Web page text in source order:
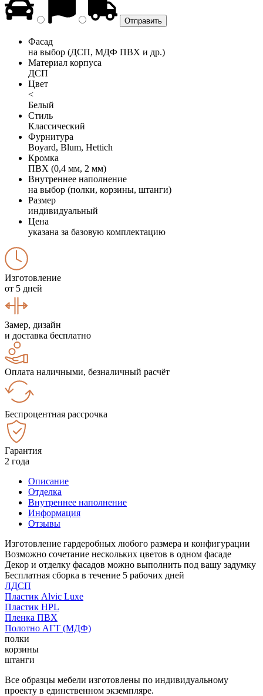
Фасад
на выбор (ДСП, МДФ ПВХ и др.)
Материал корпуса
ДСП
Цвет
<
Белый
Стиль
Классический
Фурнитура
Boyard, Blum, Hettich
Кромка
ПВХ (0,4 мм, 2 мм)
Внутреннее наполнение
на выбор (полки, корзины, штанги)
Размер
индивидуальный
Цена
указана за базовую комплектацию
Изготовление
от 5 дней
Замер, дизайн
и доставка бесплатно
Оплата наличными, безналичный расчёт
Беспроцентная рассрочка
Гарантия
2 года
Описание
Отделка
Внутреннее наполнение
Информация
Отзывы
Изготовление гардеробных любого размера и конфигурации
Возможно сочетание нескольких цветов в одном фасаде
Декор и отделку фасадов можно выполнить под вашу задумку
Бесплатная сборка в течение 5 рабочих дней
ЛДСП
Пластик Alvic Luxe
Пластик HPL
Пленка ПВХ
Полотно АГТ (МДФ)
полки
корзины
штанги
Все образцы мебели изготовлены по индивидуальному
проекту в единственном экземпляре.